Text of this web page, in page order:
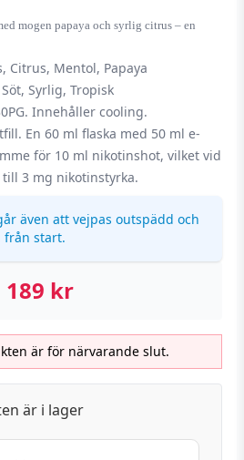
mogen papaya och syrlig citrus – en
Citrus, Mentol, Papaya
Syrlig, Tropisk
Innehåller cooling.
En 60 ml flaska med 50 ml e-
för 10 ml nikotinshot, vilket vid
3 mg nikotinstyrka.
även att vejpas outspädd och
start.
189 kr
är för närvarande slut.
är i lager